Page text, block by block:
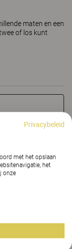
maten en een
of los kunt
Privacybeleid
met het opslaan
het
onze